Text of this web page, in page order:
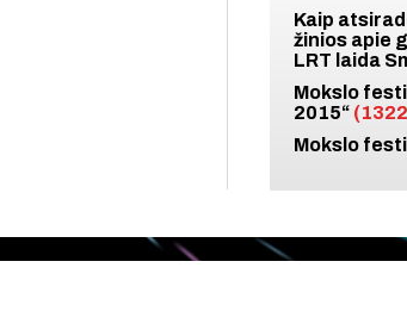
Kaip
žinios apie
LRT laida
Mokslo
2015“
Mokslo